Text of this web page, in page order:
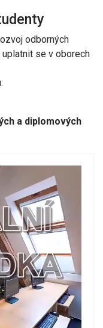
odborných
se v oborech
a diplomových